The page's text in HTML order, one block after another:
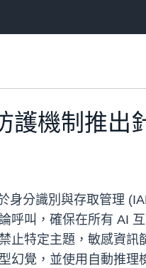
護機制推出
身分識別與存取管理
呼叫，確保在所有 AI
止特定主題，敏感資
幻覺，並使用自動推